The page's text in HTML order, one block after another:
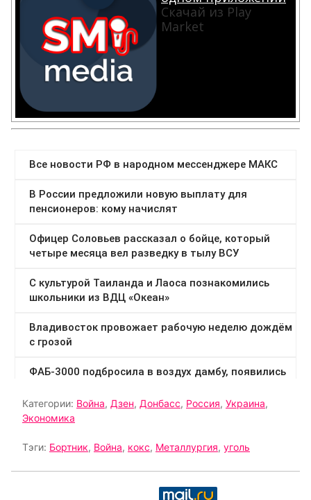
Скачай из Play
Market
Категории: Война, Дзен, Донбасс, Россия, Украина,
Экономика
Тэги: Бортник, Война, кокс, Металлургия, уголь